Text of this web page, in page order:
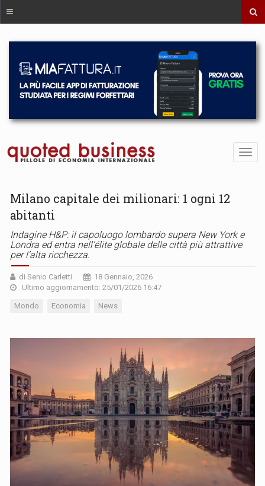
Milano capitale dei milionari: 1 ogni 12
abitanti
Indagine H&P: il capoluogo lombardo supera New York e
Londra ed entra nell’élite globale delle città più attrattive
per l’alta ricchezza.
di Senio Carletti
18 Gennaio, 2026
Ultimo aggiornamento: 25/01/2026 16:47
Mondo Economia News